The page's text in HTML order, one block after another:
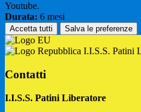
Youtube.
Durata: 6 mesi
Accetta tutti Salva le preferenze
I.I.S.S. Patini
Contatti
I.I.S.S. Patini Liberatore